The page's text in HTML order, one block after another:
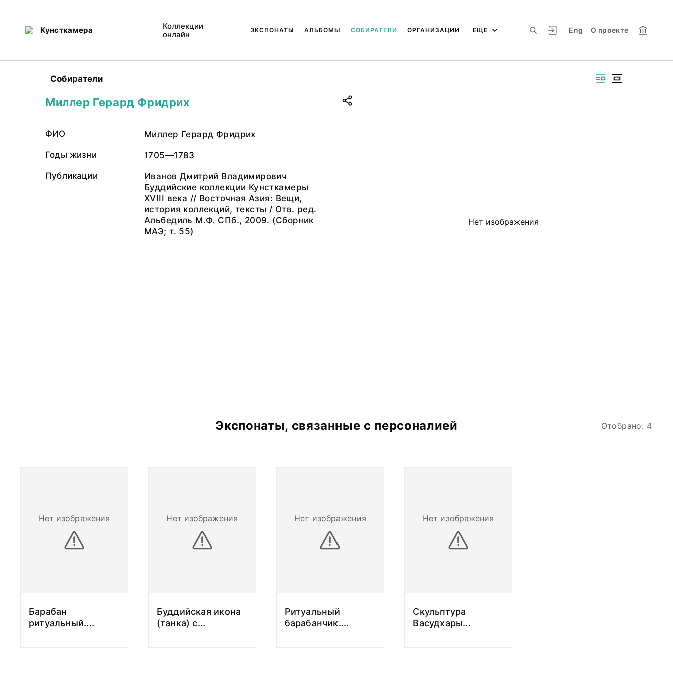
Кунсткамера
Коллекции
онлайн
Eng О проекте
ЭКСПОНАТЫ АЛЬБОМЫ СОБИРАТЕЛИ ОРГАНИЗАЦИИ ЕЩЕ
Собиратели
Нет изображения
Миллер Герард Фридрих
ФИО Миллер Герард Фридрих
Годы жизни 1705—1783
Публикации
Иванов Дмитрий Владимирович
Буддийские коллекции Кунсткамеры
XVIII века // Восточная Азия: Вещи,
история коллекций, тексты / Отв. ред.
Альбедиль М.Ф. СПб., 2009. (Сборник
МАЭ; т. 55)
Экспонаты, связанные с персоналией Отобрано: 4
Нет изображения
Барабан
ритуальный....
Нет изображения
Буддийская икона
(танка) с...
Нет изображения
Ритуальный
барабанчик....
Нет изображения
Скульптура
Васудхары...